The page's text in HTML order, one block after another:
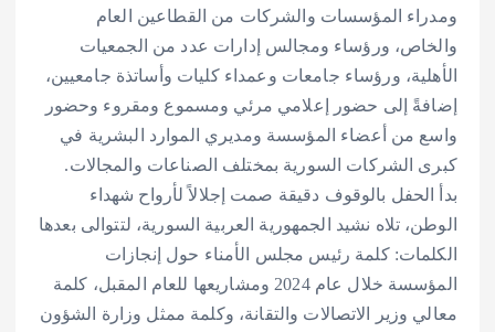
ومدراء المؤسسات والشركات من القطاعين العام
والخاص، ورؤساء ومجالس إدارات عدد من الجمعيات
الأهلية، ورؤساء جامعات وعمداء كليات وأساتذة جامعيين،
إضافةً إلى حضور إعلامي مرئي ومسموع ومقروء وحضور
واسع من أعضاء المؤسسة ومديري الموارد البشرية في
كبرى الشركات السورية بمختلف الصناعات والمجالات.
بدأ الحفل بالوقوف دقيقة صمت إجلالاً لأرواح شهداء
الوطن، تلاه نشيد الجمهورية العربية السورية، لتتوالى بعدها
الكلمات: كلمة رئيس مجلس الأمناء حول إنجازات
المؤسسة خلال عام 2024 ومشاريعها للعام المقبل، كلمة
معالي وزير الاتصالات والتقانة، وكلمة ممثل وزارة الشؤون